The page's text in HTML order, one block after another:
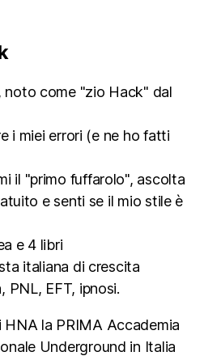
noto come "zio Hack" dal
i miei errori (e ne ho fatti
il "primo fuffarolo", ascolta
e senti se il mio stile è
e 4 libri
italiana di crescita
PNL, EFT, ipnosi.
la PRIMA Accademia
Underground in Italia